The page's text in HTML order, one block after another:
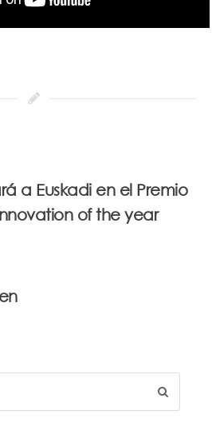
a Euskadi en el Premio
of the year